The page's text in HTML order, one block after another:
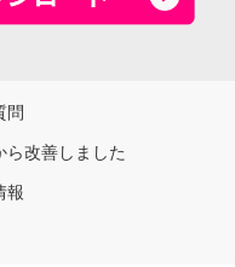
問
ら改善しました
報